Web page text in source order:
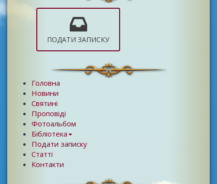
ПОДАТИ ЗАПИСКУ
Головна
Новини
Святині
Проповіді
Фотоальбом
Бібліотека
Подати записку
Статті
Контакти